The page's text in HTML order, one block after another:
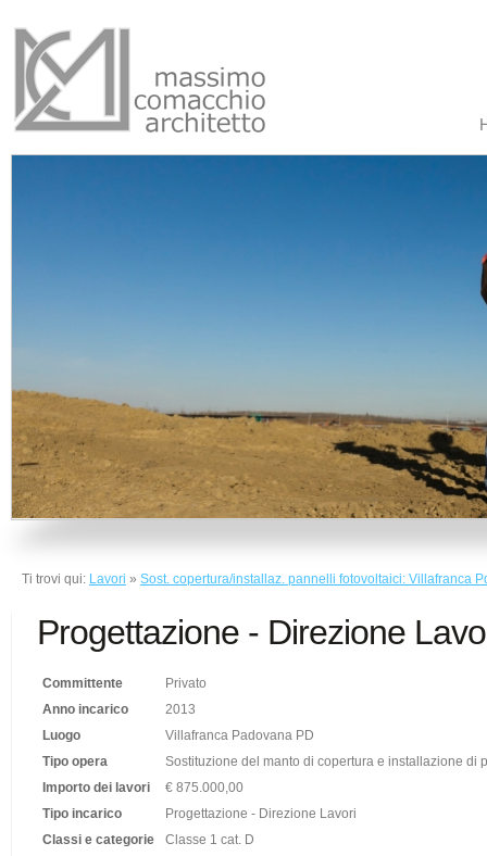
Ti trovi qui: Lavori » Sost. copertura/installaz. pannelli fotovoltaici: Villafranca
Progettazione - Direzione
Committente
Privato
Anno incarico
2013
Luogo
Villafranca Padovana PD
Tipo opera
Sostituzione del manto di copertura e installazione di
Importo dei lavori
€ 875.000,00
Tipo incarico
Progettazione - Direzione Lavori
Classi e categorie
Classe 1 cat. D